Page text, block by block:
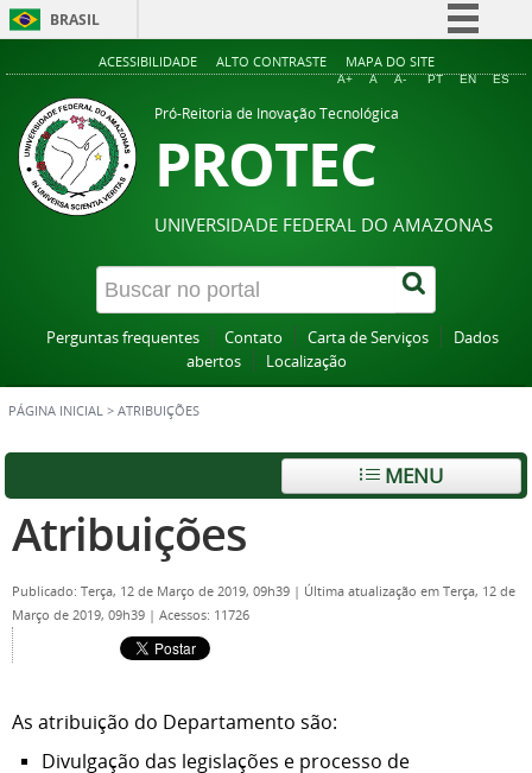
BRASIL
Simplifique!
Acesso à informação
ACESSIBILIDADE ALTO CONTRASTE MAPA DO SITE
A+ A A- PT EN ES
Pró-Reitoria de Inovação Tecnológica
PROTEC
UNIVERSIDADE FEDERAL DO AMAZONAS
Perguntas frequentes Contato Carta de Serviços
Dados
abertos
Localização
PÁGINA INICIAL > ATRIBUIÇÕES
MENU
Atribuições
Publicado: Terça, 12 de Março de 2019, 09h39 | Última atualização em Terça, 12 de
Março de 2019, 09h39 | Acessos: 11726
As atribuição do Departamento são:
Divulgação das legislações e processo de